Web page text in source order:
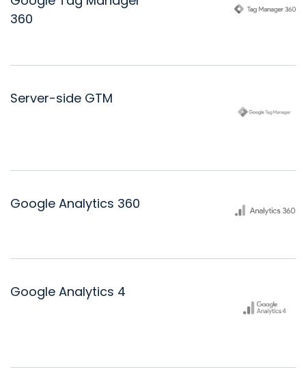
360
Server-side GTM
Google Analytics 360
Google Analytics 4
Vereinbaren Sie ein